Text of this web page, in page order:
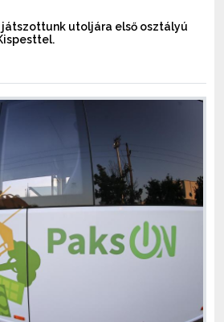
játszottunk utoljára első osztályú